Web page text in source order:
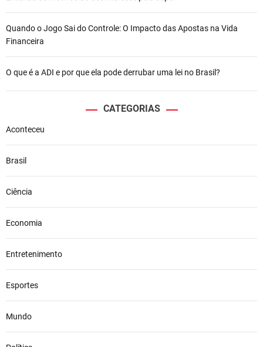
Quando o Jogo Sai do Controle: O Impacto das Apostas na Vida
Financeira
O que é a ADI e por que ela pode derrubar uma lei no Brasil?
CATEGORIAS
Aconteceu
Brasil
Ciência
Economia
Entretenimento
Esportes
Mundo